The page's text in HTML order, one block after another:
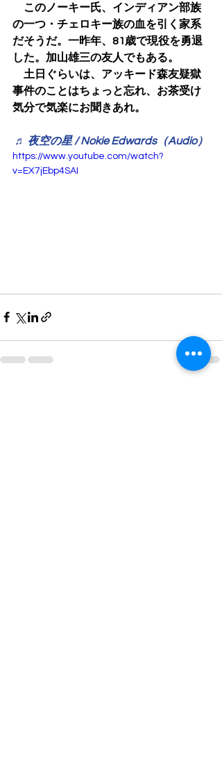
このノーキー氏、インディアン部族
の一つ・チェロキー族の血を引く家系
だそうだ。一昨年、81歳で現役を勇退
した。加山雄三の友人でもある。
土日ぐらいは、アッキード森友疑獄
事件のことはちょっと忘れ、お茶受け
気分で気楽にお聞きあれ。
♬ 夜空の星 / Nokie Edwards（Audio）
https://www.youtube.com/watch?
v=EX7jEbp4SAI